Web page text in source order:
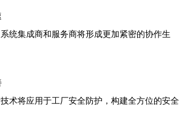
统集成商和服务商将形成更加紧密的协作生
术将应用于工厂安全防护，构建全方位的安全